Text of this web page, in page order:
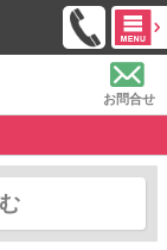
お問合せ